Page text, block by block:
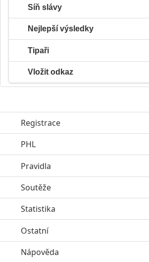
Síň slávy
Nejlepší výsledky
Tipaři
Vložit odkaz
Registrace
PHL
Pravidla
Soutěže
Statistika
Ostatníclick to expand contents
Nápověda